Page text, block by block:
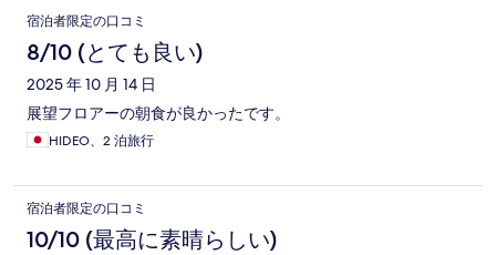
宿泊者限定の口コミ
8/10 (とても良い)
2025 年 10 月 14 日
展望フロアーの朝食が良かったです。
HIDEO、2 泊旅行
宿泊者限定の口コミ
10/10 (最高に素晴らしい)